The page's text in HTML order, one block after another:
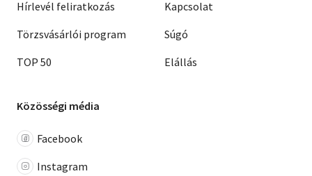
Hírlevél feliratkozás
Törzsvásárlói program
TOP 50
Kapcsolat
Súgó
Elállás
Közösségi média
Facebook
Instagram